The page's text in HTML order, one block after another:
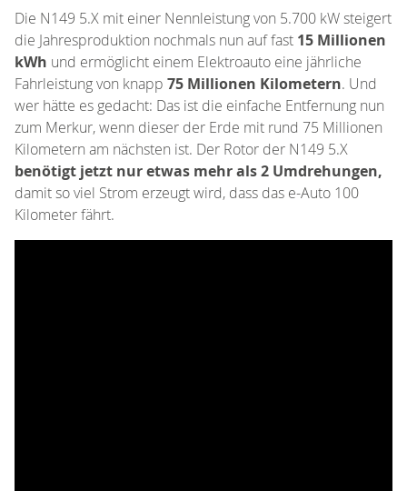
Die N149 5.X mit einer Nennleistung von 5.700 kW steigert
die Jahresproduktion nochmals nun auf fast 15 Millionen
kWh und ermöglicht einem Elektroauto eine jährliche
Fahrleistung von knapp 75 Millionen Kilometern. Und
wer hätte es gedacht: Das ist die einfache Entfernung nun
zum Merkur, wenn dieser der Erde mit rund 75 Millionen
Kilometern am nächsten ist. Der Rotor der N149 5.X
benötigt jetzt nur etwas mehr als 2 Umdrehungen,
damit so viel Strom erzeugt wird, dass das e-Auto 100
Kilometer fährt.